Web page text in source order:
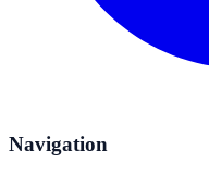
Navigation